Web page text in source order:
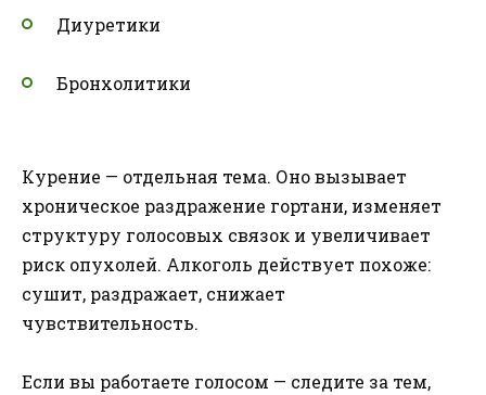
Диуретики
Бронхолитики
Курение — отдельная тема. Оно вызывает
хроническое раздражение гортани, изменяет
структуру голосовых связок и увеличивает
риск опухолей. Алкоголь действует похоже:
сушит, раздражает, снижает
чувствительность.
Если вы работаете голосом — следите за тем,